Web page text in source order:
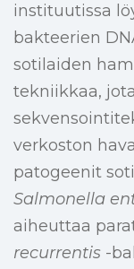
instituutissa
bakteerien
sotilaiden
tekniikkaa,
verkoston
patogeenit
Salmonella
aiheuttaa
recurrentis -